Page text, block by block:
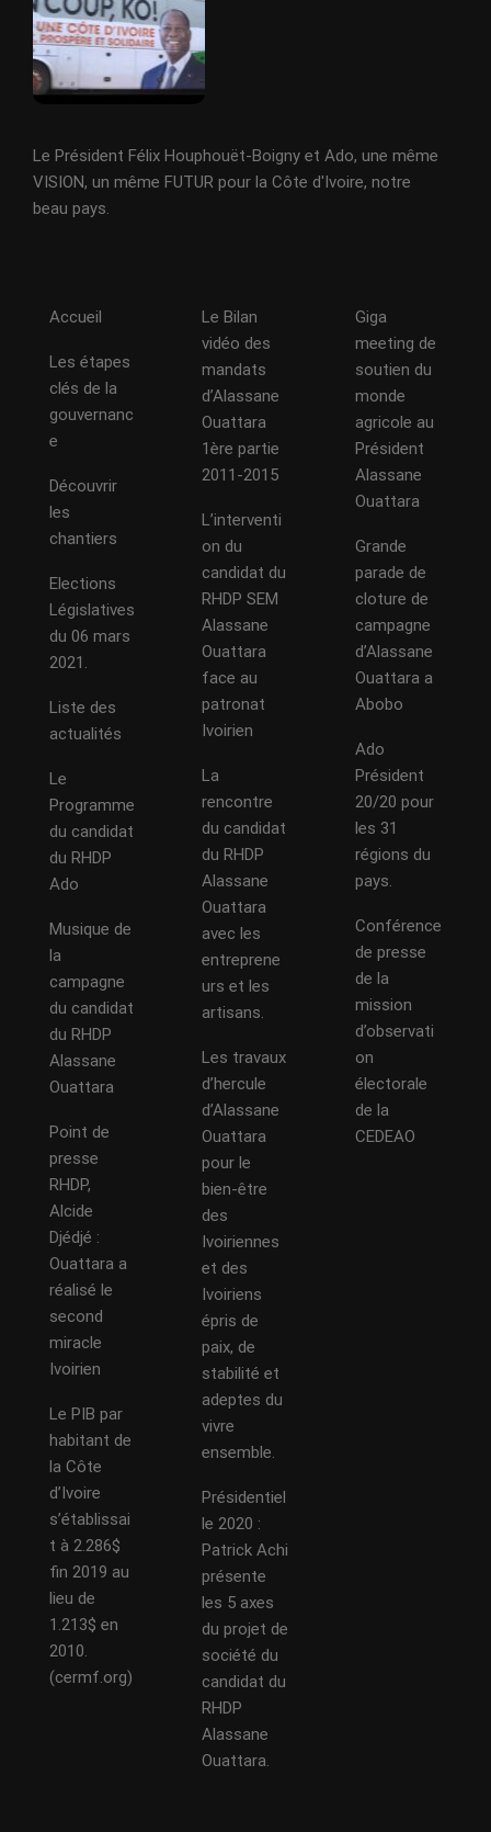
Le Président Félix Houphouët-Boigny et Ado, une même
VISION, un même FUTUR pour la Côte d'Ivoire, notre
beau pays.
Accueil
Les étapes
clés de la
gouvernanc
e
Découvrir
les
chantiers
Elections
Législatives
du 06 mars
2021.
Liste des
actualités
Le
Programme
du candidat
du RHDP
Ado
Musique de
la
campagne
du candidat
du RHDP
Alassane
Ouattara
Point de
presse
RHDP,
Alcide
Djédjé :
Ouattara a
réalisé le
second
miracle
Ivoirien
Le PIB par
habitant de
la Côte
d’Ivoire
s’établissai
t à 2.286$
fin 2019 au
lieu de
1.213$ en
2010.
(cermf.org)
Le Bilan
vidéo des
mandats
d’Alassane
Ouattara
1ère partie
2011-2015
L’interventi
on du
candidat du
RHDP SEM
Alassane
Ouattara
face au
patronat
Ivoirien
La
rencontre
du candidat
du RHDP
Alassane
Ouattara
avec les
entreprene
urs et les
artisans.
Les travaux
d’hercule
d’Alassane
Ouattara
pour le
bien-être
des
Ivoiriennes
et des
Ivoiriens
épris de
paix, de
stabilité et
adeptes du
vivre
ensemble.
Présidentiel
le 2020 :
Patrick Achi
présente
les 5 axes
du projet de
société du
candidat du
RHDP
Alassane
Ouattara.
Giga
meeting de
soutien du
monde
agricole au
Président
Alassane
Ouattara
Grande
parade de
cloture de
campagne
d’Alassane
Ouattara a
Abobo
Ado
Président
20/20 pour
les 31
régions du
pays.
Conférence
de presse
de la
mission
d’observati
on
électorale
de la
CEDEAO